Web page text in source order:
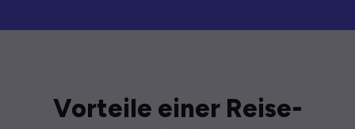
Vorteile einer Reise-